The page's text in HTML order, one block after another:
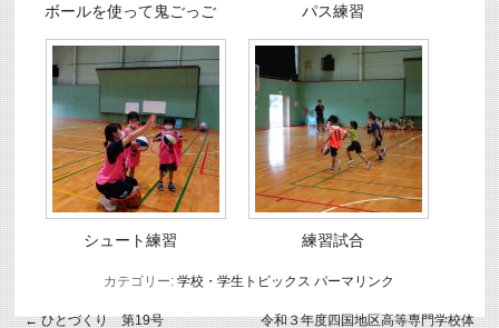
ボールを使って鬼ごっご パス練習
シュート練習 練習試合
カテゴリー:学校・学生トピックス パーマリンク
←ひとづくり 第19号
令和３年度四国地区高等専門学校体